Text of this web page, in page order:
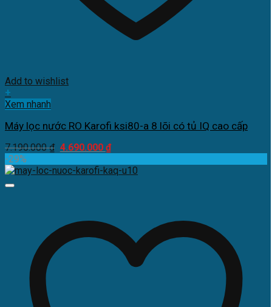
Add to wishlist
+
Xem nhanh
Máy lọc nước RO Karofi ksi80-a 8 lõi có tủ IQ cao cấp
7.190.000₫ Giá
là:
4.690.000 ₫Giá
tại
-29%